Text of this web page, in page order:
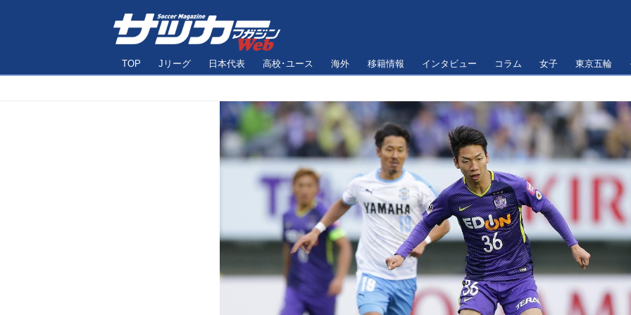
TOP Jリーグ 日本代表 高校･ユース 海外 移籍情報 インタビュー コラム 女子 東京五輪